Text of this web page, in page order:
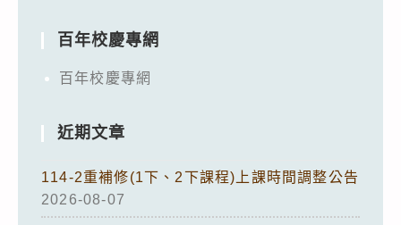
百年校慶專網
百年校慶專網
近期文章
114-2重補修(1下、2下課程)上課時間調整公告
2026-08-07